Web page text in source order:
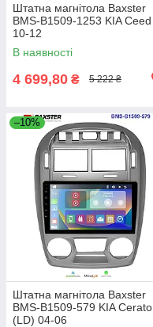
Штатна магнітола Baxster
BMS-B1509-1253 KIA Ceed
10-12
В наявності
4 699,80 ₴ 5 222 ₴
–10%
Штатна магнітола Baxster
BMS-B1509-579 KIA Cerato
(LD) 04-06